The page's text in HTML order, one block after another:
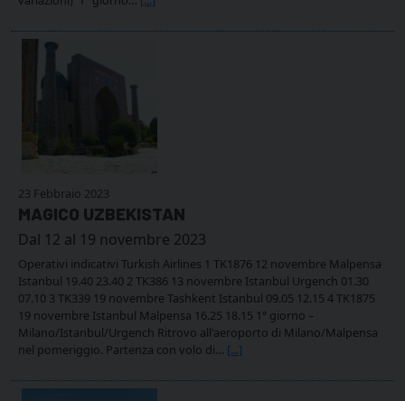
23 Febbraio 2023
MAGICO UZBEKISTAN
Dal 12 al 19 novembre 2023
Operativi indicativi Turkish Airlines 1 TK1876 12 novembre Malpensa
Istanbul 19.40 23.40 2 TK386 13 novembre Istanbul Urgench 01.30
07.10 3 TK339 19 novembre Tashkent Istanbul 09.05 12.15 4 TK1875
19 novembre Istanbul Malpensa 16.25 18.15 1° giorno –
Milano/Istanbul/Urgench Ritrovo all'aeroporto di Milano/Malpensa
nel pomeriggio. Partenza con volo di… [...]